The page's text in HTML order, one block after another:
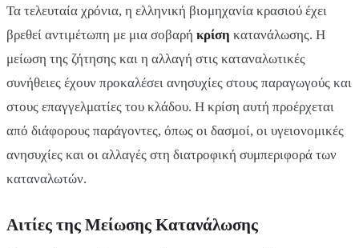
Τα τελευταία χρόνια, η ελληνική βιομηχανία κρασιού έχει
βρεθεί αντιμέτωπη με μια σοβαρή κρίση κατανάλωσης. Η
μείωση της ζήτησης και η αλλαγή στις καταναλωτικές
συνήθειες έχουν προκαλέσει ανησυχίες στους παραγωγούς και
στους επαγγελματίες του κλάδου. Η κρίση αυτή προέρχεται
από διάφορους παράγοντες, όπως οι δασμοί, οι υγειονομικές
ανησυχίες και οι αλλαγές στη διατροφική συμπεριφορά των
καταναλωτών.
Αιτίες της Μείωσης Κατανάλωσης